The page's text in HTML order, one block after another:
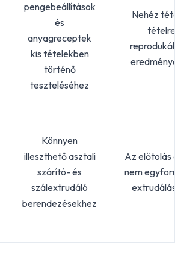
pengebeállítások
és
anyagreceptek
kis tételekben
történő
teszteléséhez
Nehéz
tételre
Könnyen
illeszthető asztali
szárító- és
szálextrudáló
berendezésekhez
Az előtolás
nem